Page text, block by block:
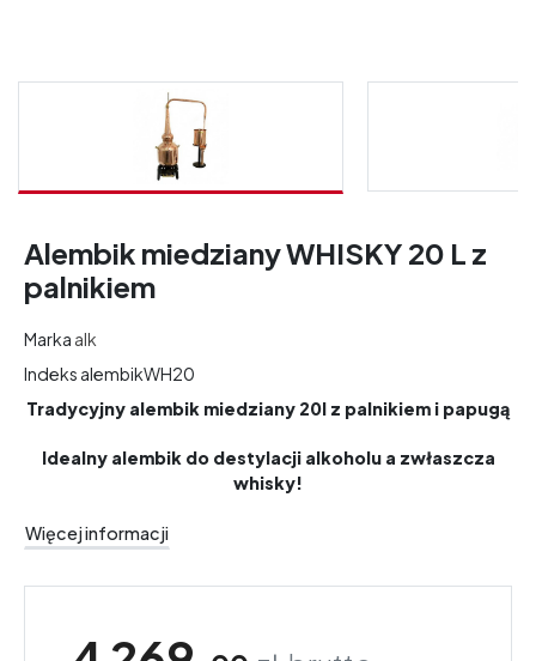
Alembik miedziany WHISKY 20 L z
palnikiem
Marka alk
Indeks alembikWH20
Tradycyjny alembik miedziany 20l z palnikiem i papugą
Idealny alembik do destylacji alkoholu a zwłaszcza
whisky!
Więcej informacji